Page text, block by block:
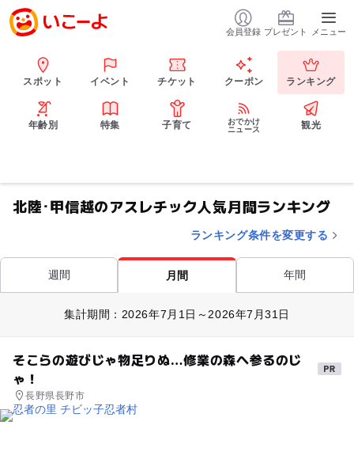
会員登録 プレゼント メニュー
スポット イベント チケット クーポン ランキング
年齢別 特集 子育て
おでかけ
ニュース
観光
北陸･甲信越のアスレチック人気月間ランキング
ランキング条件を変更する
週間 月間 年間
集計期間：2026年7月1日～2026年7月31日
そこらの遊びじゃ物足りぬ…修業の森へ参るのじ
ゃ！
長野県長野市